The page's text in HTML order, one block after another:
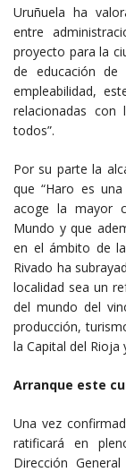
Uruñuela ha
entre
proyecto para la
de educación
empleabilidad,
relacionadas
todos”.
Por su parte la
que “Haro es
acoge la mayor
Mundo y que
en el ámbito de
Rivado ha
localidad sea un
del mundo del
producción,
la Capital del Rioja
Arranque este
Una vez
ratificará en
Dirección